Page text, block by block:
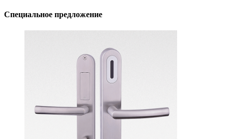
Специальное предложение